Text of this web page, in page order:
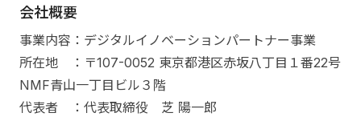
会社概要
事業内容：デジタルイノベーションパートナー事業
所在地 ：〒107-0052 東京都港区赤坂八丁目１番22号
NMF青山一丁目ビル３階
代表者 ：代表取締役 芝 陽一郎